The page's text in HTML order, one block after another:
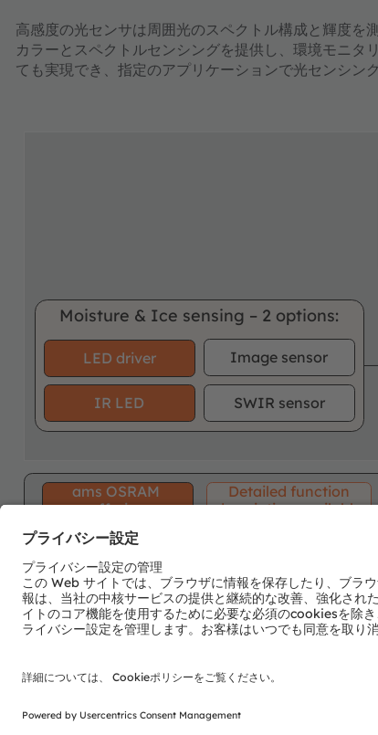
高感度の​​​​​​​光センサは周囲光のスペクトル構成と輝度を
カラーとスペクトルセンシングを提供し、環境モニ
ても実現でき、指定のアプリケーションで光センシン
ams OSRAM
offering
Detailed function
description available
Moisture & Ice sensing – 2 options:
SWIR sensor
LED driver
IR LED
Image sensor
電子ニュースレターを申